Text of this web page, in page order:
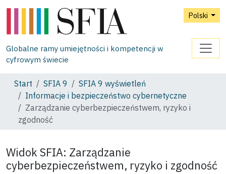
Polski
Globalne ramy umiejętności i kompetencji w
cyfrowym świecie
Start SFIA 9
SFIA 9 wyświetleń
Informacje i bezpieczeństwo cybernetyczne
Zarządzanie cyberbezpieczeństwem, ryzyko i
zgodność
Widok SFIA: Zarządzanie
cyberbezpieczeństwem, ryzyko i zgodność